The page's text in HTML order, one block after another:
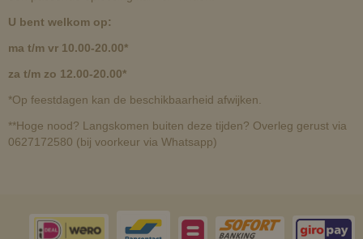
U bent welkom op:
ma t/m vr 10.00-20.00*
za t/m zo 12.00-20.00*
*Op feestdagen kan de beschikbaarheid afwijken.
**Hoge nood? Langskomen buiten deze tijden? Overleg gerust via
0627172580 (bij voorkeur via Whatsapp)